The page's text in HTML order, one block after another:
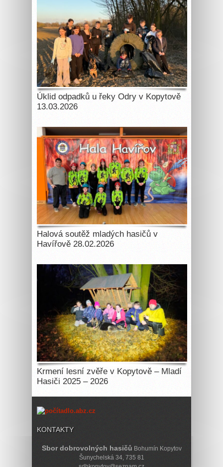
Úklid odpadků u řeky Odry v Kopytově
13.03.2026
Halová soutěž mladých hasičů v
Havířově 28.02.2026
Krmení lesní zvěře v Kopytově – Mladí
Hasiči 2025 – 2026
KONTAKTY
Sbor dobrovolných hasičů Bohumín Kopytov
Šunychelská 34, 735 81